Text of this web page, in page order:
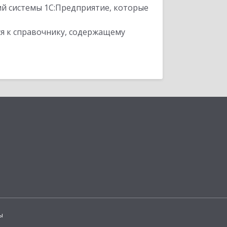
системы 1С:Предприятие, которые
к справочнику, содержащему